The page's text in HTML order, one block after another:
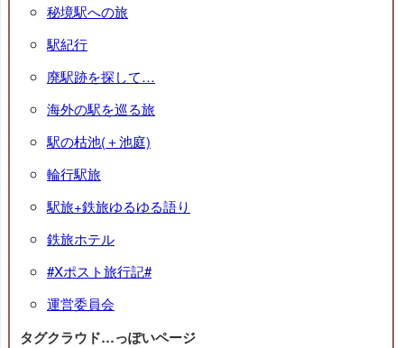
秘境駅への旅
駅紀行
廃駅跡を探して…
海外の駅を巡る旅
駅の枯池(＋池庭)
輪行駅旅
駅旅+鉄旅ゆるゆる語り
鉄旅ホテル
#Xポスト旅行記#
運営委員会
タグクラウド…っぽいページ